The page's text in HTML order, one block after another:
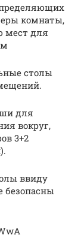
комнаты,
мест для
столы
для
вокруг,
3+2
ввиду
безопасны